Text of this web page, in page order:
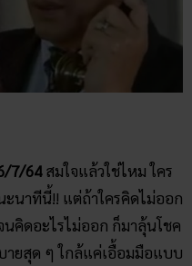
7/64สมใจแล้วใช่ไหม ใคร
ะนาทีนี้!! แต่ถ้าใครคิดไม่ออก
คิดอะไรไม่ออก ก็มาลุ้นโชค
บายสุด ๆ ใกล้แค่เอื้อมมือแบบ